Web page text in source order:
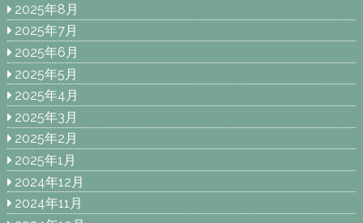
2025年8月
2025年7月
2025年6月
2025年5月
2025年4月
2025年3月
2025年2月
2025年1月
2024年12月
2024年11月